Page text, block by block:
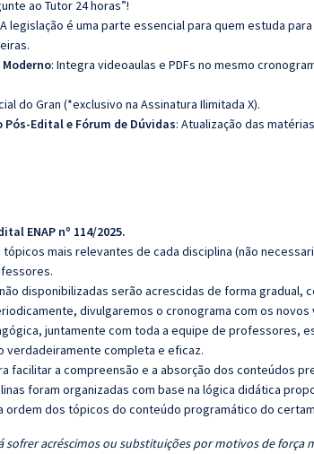
ao Tutor 24 horas”!
legislação é uma parte essencial para quem estuda
: Integra videoaulas e PDFs no mesmo
do Gran (*exclusivo na Assinatura Ilimitada X).
Edital e Fórum de Dúvidas: Atualização das
ENAP nº 114/2025.
mais relevantes de cada disciplina (não
disponibilizadas serão acrescidas de forma gradual,
divulgaremos o cronograma com os
juntamente com toda a equipe de professores,
verdadeiramente completa e eficaz.
facilitar a compreensão e a absorção dos conteúdos
foram organizadas com base na lógica didática
ordem dos tópicos do conteúdo programático do
sofrer acréscimos ou substituições por motivos de força